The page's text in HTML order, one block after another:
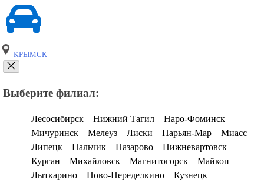
КРЫМСК
Выберите филиал:
Лесосибирск Нижний Тагил
Наро-Фоминск
Мичуринск
Мелеуз Лиски Нарьян-Мар
Миасс
Липецк
Нальчик Назарово
Нижневартовск
Курган
Михайловск Магнитогорск
Майкоп
Лыткарино
Ново-Переделкино Кузнецк